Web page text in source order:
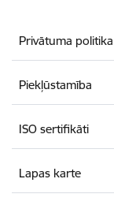
Privātuma politika
Piekļūstamība
ISO sertifikāti
Lapas karte